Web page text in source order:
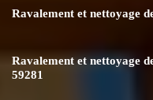
Ravalement et nettoyage
Ravalement et nettoyage
59281